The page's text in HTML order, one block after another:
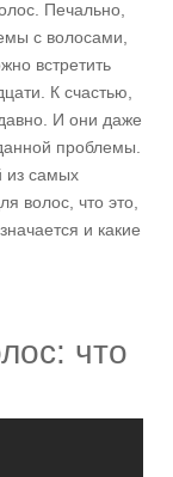
Печально,
с волосами,
встретить
К счастью,
И они даже
проблемы.
из самых
волос, что это,
и какие
что